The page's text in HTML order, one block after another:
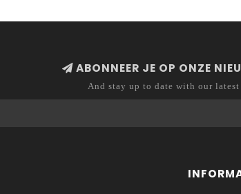
ABONNEER JE OP ONZE
And stay up to date with our latest